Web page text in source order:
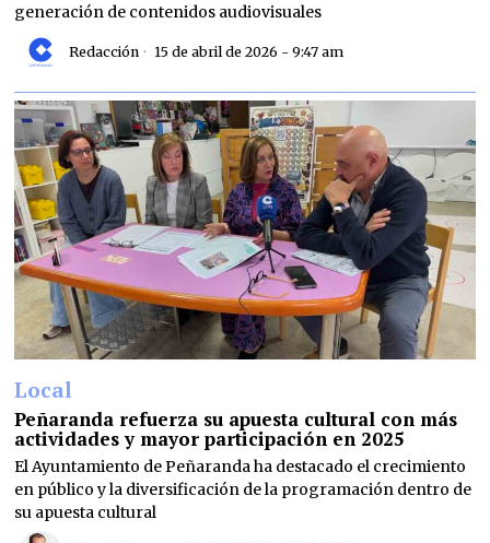
generación de contenidos audiovisuales
Redacción 15 de abril de 2026 - 9:47 am
Local
Peñaranda refuerza su apuesta cultural con más
actividades y mayor participación en 2025
El Ayuntamiento de Peñaranda ha destacado el crecimiento
en público y la diversificación de la programación dentro de
su apuesta cultural